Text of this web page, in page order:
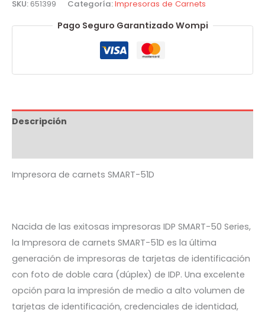
carnets
SKU:651399 Categoría:Impresoras de Carnets
Pago Seguro Garantizado Wompi
Descripción
Impresora de carnets SMART-51D
Nacida de las exitosas impresoras IDP SMART-50 Series,
la Impresora de carnets SMART-51D es la última
generación de impresoras de tarjetas de identificación
con foto de doble cara (dúplex) de IDP. Una excelente
opción para la impresión de medio a alto volumen de
tarjetas de identificación, credenciales de identidad,